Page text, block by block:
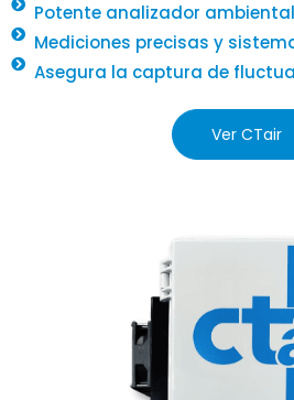
Potente analizador
Mediciones precisas y
Asegura la captura de
Ver CTair